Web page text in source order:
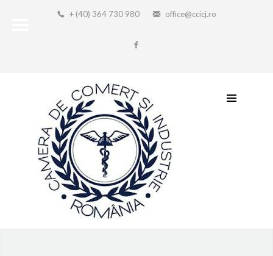
+ (40) 364 730 980 office@ccicj.ro